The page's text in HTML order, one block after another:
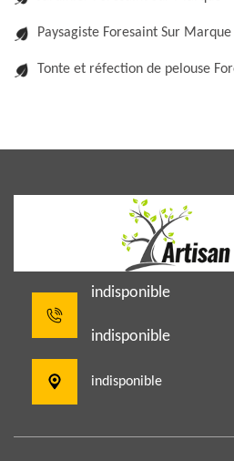
Paysagiste Foresaint Sur Marque
Tonte et réfection de pelouse
indisponible
indisponible
indisponible